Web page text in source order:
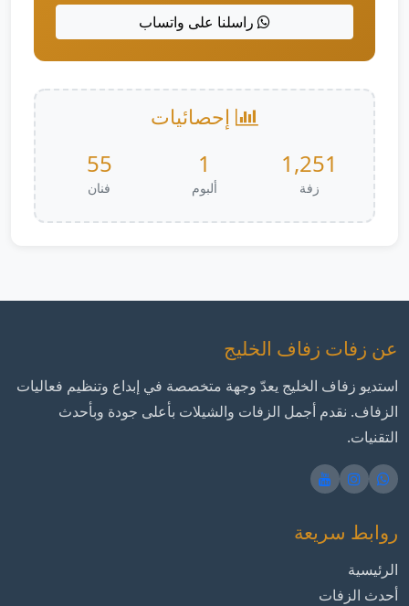
راسلنا على واتساب
إحصائيات
1,251
زفة
1
ألبوم
55
فنان
عن زفات زفاف الخليج
استديو زفاف الخليج يعدّ وجهة متخصصة في إبداع وتنظيم فعاليات
الزفاف. نقدم أجمل الزفات والشيلات بأعلى جودة وبأحدث
التقنيات.
روابط سريعة
الرئيسية
أحدث الزفات